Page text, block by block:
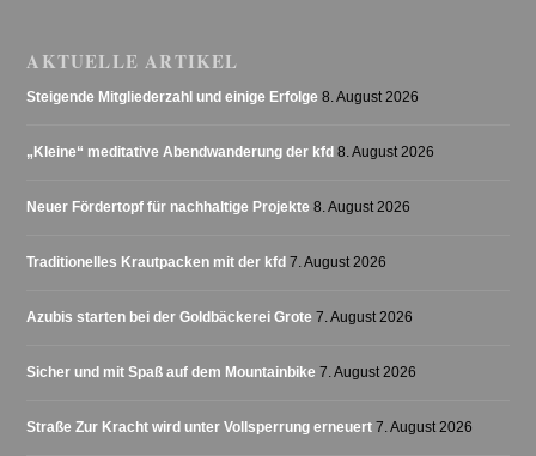
AKTUELLE ARTIKEL
Steigende Mitgliederzahl und einige Erfolge 8. August 2026
„Kleine“ meditative Abendwanderung der kfd 8. August 2026
Neuer Fördertopf für nachhaltige Projekte 8. August 2026
Traditionelles Krautpacken mit der kfd 7. August 2026
Azubis starten bei der Goldbäckerei Grote 7. August 2026
Sicher und mit Spaß auf dem Mountainbike 7. August 2026
Straße Zur Kracht wird unter Vollsperrung erneuert 7. August 2026